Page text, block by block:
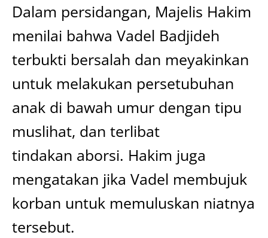
Dalam persidangan, Majelis Hakim
menilai bahwa Vadel Badjideh
terbukti bersalah dan meyakinkan
untuk melakukan persetubuhan
anak di bawah umur dengan tipu
muslihat, dan terlibat
tindakan aborsi. Hakim juga
mengatakan jika Vadel membujuk
korban untuk memuluskan niatnya
tersebut.